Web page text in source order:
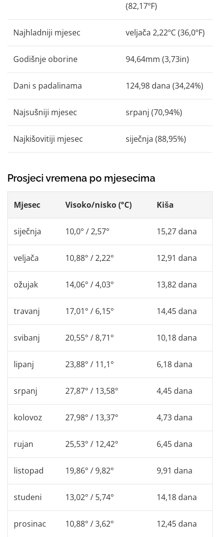
(82,17ºF)
Najhladniji mjesec veljača 2,22ºC (36,0ºF)
Godišnje oborine 94,64mm (3,73in)
Dani s padalinama 124,98 dana (34,24%)
Najsušniji mjesec srpanj (70,94%)
Najkišovitiji mjesec siječnja (88,95%)
Prosjeci vremena po mjesecima
Mjesec Visoko/nisko (°C) Kiša
siječnja 10,0° / 2,57° 15,27 dana
veljača 10,88° / 2,22° 12,91 dana
ožujak 14,06° / 4,03° 13,82 dana
travanj 17,01° / 6,15° 14,45 dana
svibanj 20,55° / 8,71° 10,18 dana
lipanj 23,88° / 11,1° 6,18 dana
srpanj 27,87° / 13,58° 4,45 dana
kolovoz 27,98° / 13,37° 4,73 dana
rujan 25,53° / 12,42° 6,45 dana
listopad 19,86° / 9,82° 9,91 dana
studeni 13,02° / 5,74° 14,18 dana
prosinac 10,88° / 3,62° 12,45 dana